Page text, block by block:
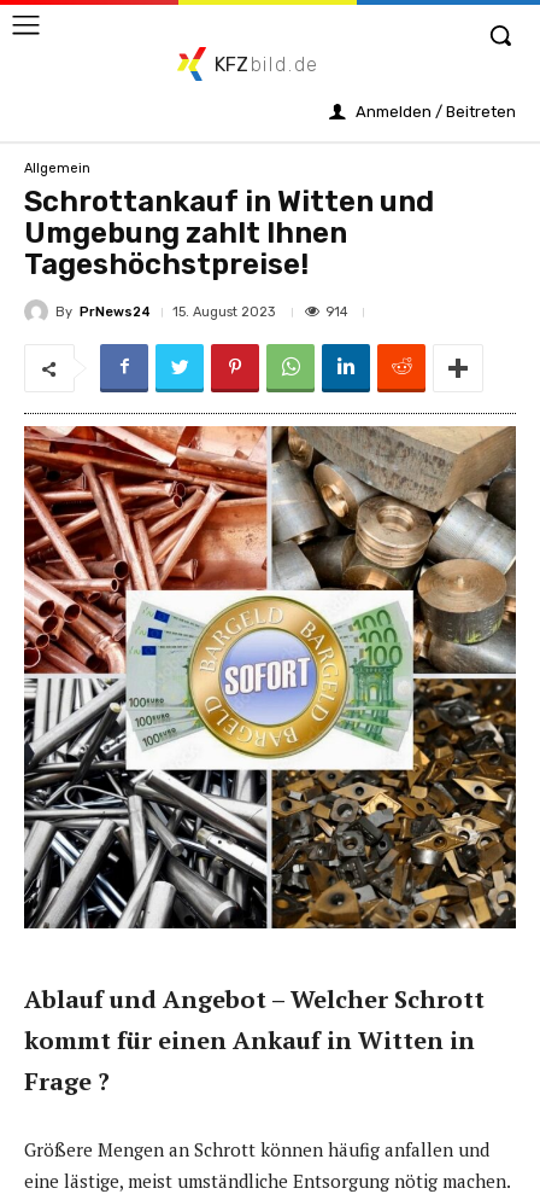
KFZ bild.de
Anmelden / Beitreten
Allgemein
Schrottankauf in Witten und
Umgebung zahlt Ihnen
Tageshöchstpreise!
By PrNews24 15. August 2023 914
Ablauf und Angebot – Welcher Schrott
kommt für einen Ankauf in Witten in
Frage ?
Größere Mengen an Schrott können häufig anfallen und
eine lästige, meist umständliche Entsorgung nötig machen.